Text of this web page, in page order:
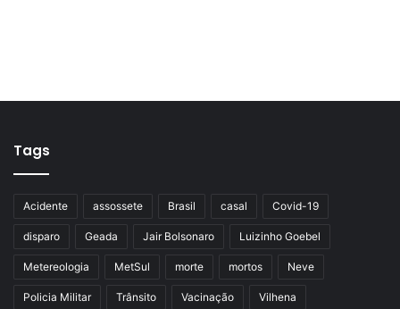
Tags
Acidente assossete Brasil casal Covid-19
disparo Geada Jair Bolsonaro Luizinho Goebel
Metereologia MetSul morte mortos Neve
Policia Militar Trânsito Vacinação Vilhena